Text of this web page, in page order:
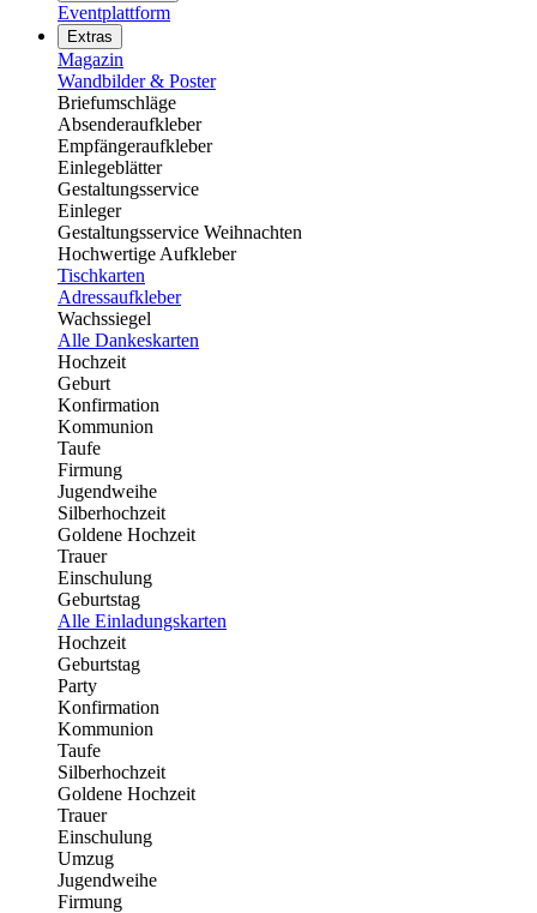
Eventplattform
Extras
Magazin
Wandbilder & Poster
Briefumschläge
Absenderaufkleber
Empfängeraufkleber
Einlegeblätter
Gestaltungsservice
Einleger
Gestaltungsservice Weihnachten
Hochwertige Aufkleber
Tischkarten
Adressaufkleber
Wachssiegel
Alle Dankeskarten
Hochzeit
Geburt
Konfirmation
Kommunion
Taufe
Firmung
Jugendweihe
Silberhochzeit
Goldene Hochzeit
Trauer
Einschulung
Geburtstag
Alle Einladungskarten
Hochzeit
Geburtstag
Party
Konfirmation
Kommunion
Taufe
Silberhochzeit
Goldene Hochzeit
Trauer
Einschulung
Umzug
Jugendweihe
Firmung